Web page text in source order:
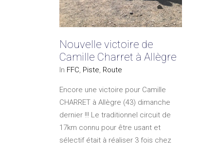
Nouvelle victoire de
Camille Charret à Allègre
In FFC, Piste, Route
Encore une victoire pour Camille
CHARRET à Allègre (43) dimanche
dernier !!! Le traditionnel circuit de
17km connu pour être usant et
sélectif était à réaliser 3 fois chez